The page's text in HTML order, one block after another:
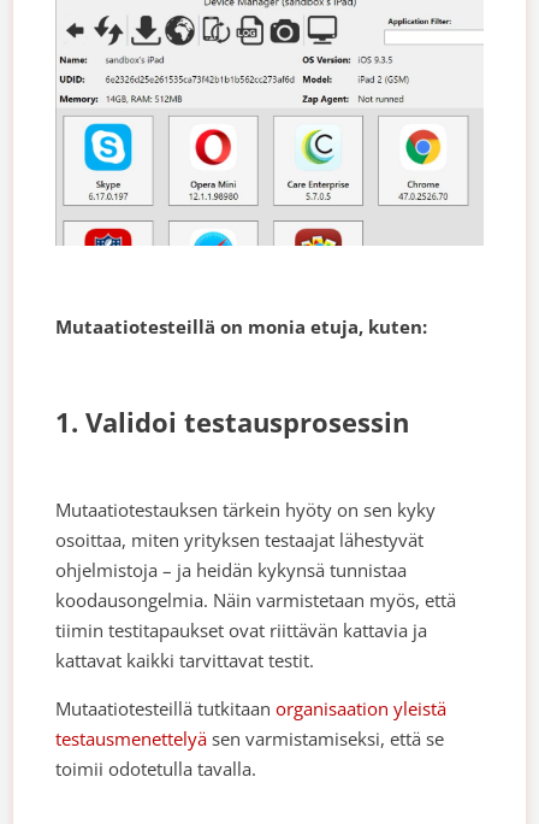
Mutaatiotesteillä on monia etuja, kuten:
1. Validoi testausprosessin
Mutaatiotestauksen tärkein hyöty on sen kyky
osoittaa, miten yrityksen testaajat lähestyvät
ohjelmistoja – ja heidän kykynsä tunnistaa
koodausongelmia. Näin varmistetaan myös, että
tiimin testitapaukset ovat riittävän kattavia ja
kattavat kaikki tarvittavat testit.
Mutaatiotesteillä tutkitaanorganisaation yleistä
testausmenettelyä sen varmistamiseksi, että se
toimii odotetulla tavalla.